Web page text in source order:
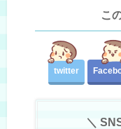
こ
twitter
＼